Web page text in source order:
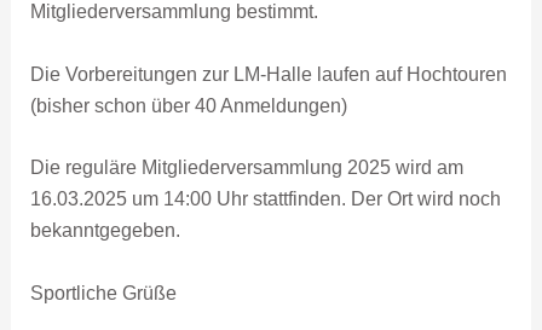
Mitgliederversammlung bestimmt.
Die Vorbereitungen zur LM-Halle laufen auf Hochtouren
(bisher schon über 40 Anmeldungen)
Die reguläre Mitgliederversammlung 2025 wird am
16.03.2025 um 14:00 Uhr stattfinden. Der Ort wird noch
bekanntgegeben.
Sportliche Grüße